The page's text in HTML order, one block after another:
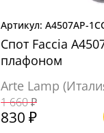
A4507AP-
Спот Faccia
плафоном
Arte Lamp
1 660 ₽
830 ₽